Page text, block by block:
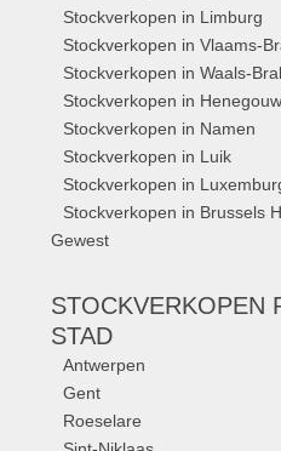
Stockverkopen in Limburg
Stockverkopen in Vlaams-
Stockverkopen in Waals-
Stockverkopen in
Stockverkopen in Namen
Stockverkopen in Luik
Stockverkopen in
Stockverkopen in Brussels
Gewest
STOCKVERKOPEN
STAD
Antwerpen
Gent
Roeselare